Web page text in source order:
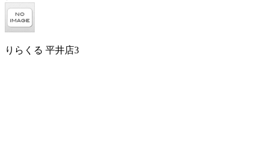
りらくる 平井店3